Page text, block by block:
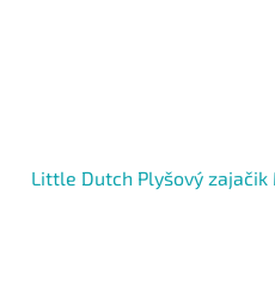
Little Dutch Plyšový